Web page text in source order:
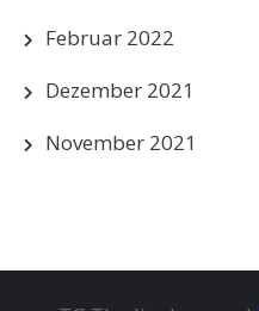
Februar 2022
Dezember 2021
November 2021